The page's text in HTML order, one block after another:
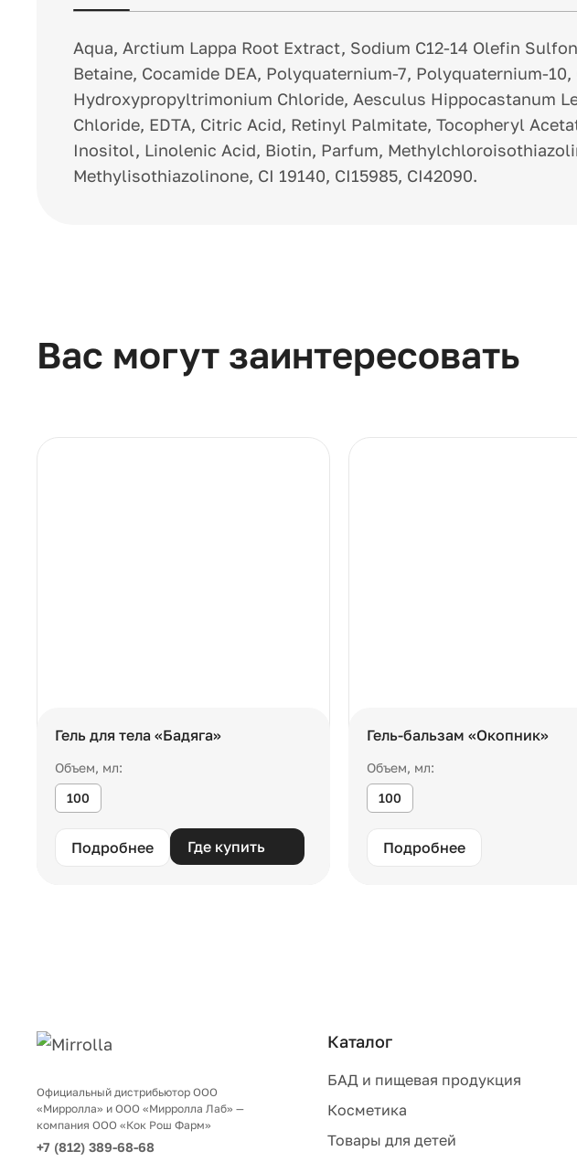
Aqua, Arctium Lappa Root Extract, Sodium С12-14 Olefin
Betaine, Cocamide DEA, Polyquaternium-7, Polyquaternium-10,
Hydroxypropyltrimonium Chloride, Aesculus Hippocastanum
Chloride, EDTA, Citric Acid, Retinyl Palmitate, Tocopheryl
Inositol, Linolenic Acid, Biotin, Parfum,
Methylisothiazolinone, CI 19140, CI15985, CI42090.
Вас могут заинтересовать
Гель для тела «Бадяга»
Объем, мл:
100
Подробнее Где купить
Гель-бальзам «Окопник»
Объем, мл:
100
Подробнее
Официальный дистрибьютор ООО
«Мирролла» и ООО «Мирролла Лаб» —
компания ООО «Кок Рош Фарм»
+7 (812) 389-68-68
Каталог
БАД и пищевая продукция
Косметика
Товары для детей